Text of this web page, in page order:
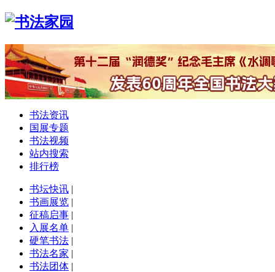
书法资讯
国展专题
书法视频
站内搜索
排行榜
书坛快讯 |
书画展览 |
征稿启事 |
入展名单 |
硬笔书法 |
书法名家 |
书法团体 |